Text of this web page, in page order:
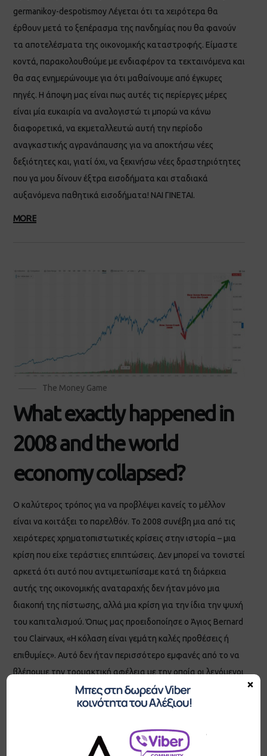
germanikoy-despotismoy Λέγεται ότι τα χειρότερα θα
έρθουν μετά το ξεπέρασμα της πανδημίας που θα φανούν
τα αποτελέσματα της οικονομικής καταστροφής. Είμαστε
κοντά, παρακολουθούμε με ενδιαφέρον τα τεκταινόμενα και
θα σας ενημερώνουμε για ότι μαθαίνουμε από έγκυρες
πηγές. Η άποψη μας είναι πως αυτές τις περίεργες μέρες
είναι μία ευκαιρία να αναλογιστώ τι μπορώ να κάνω
διαφορετικά, να εκμεταλλευτώ αυτή την περίοδο
αναγκαστικής αγρανάπαυσης για να αποκτήσω νέες
δεξιότητες και, γιατί όχι, να ξεκινήσω νέες δραστηριότητες
που γα μου δίνουν έξτρα εισοδήματα και σταδιακά
αυξανόμενα παθητικά εισοδήματα! ΝΑΙ ΓΙΝΕΤΑΙ.
MORE
The Money Game
What exactly happened in
2008 and the world
economy collapsed?
Ο καλύτερος τρόπος για να προβλέψει κανείς το μέλλον
είναι να κοιτάξει το παρελθόν. Το 2008 συνέβη μια από τις
χειρότερες χρηματοπιστωτικές κρίσεις στην ιστορία – μια
κρίση που είχε τεράστιες επιπτώσεις. Δεν μπορεί να τονιστεί
αρκετά ότι αυτό που αντιμετωπίσαμε κατά τη διάρκεια
αυτής της οικονομικής αναταραχής δεν ήταν μόνο μια
διακοπή της πίστωσης, αλλά μια κρίση για την ίδια την ψυχή
του καπιταλισμού. Όπως μας προειδοποίησε ο Άγιος Bernard
του Clairvaux, «Η κόλαση είναι γεμάτη καλές προθέσεις ή
επιθυμίες». Αυτό δεν ήταν περισσότερο εμφανές από το να
βλέπουμε την τρομακτική αφέλεια με την οποία οι λεγόμενοι
ηγέτες αντιμετώπισαν την οικονομική κατάσταση έκτακτης
ανάγκης. Κατά συνέπεια, πολλοί άνθρωποι υπέφεραν
ηγετών των επιχειρήσεων που προκάλεσαν και επέκτειναν
×